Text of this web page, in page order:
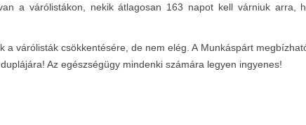
a várólistákon, nekik átlagosan 163 napot kell várniuk arra,
várólisták csökkentésére, de nem elég. A Munkáspárt
Az egészségügy mindenki számára legyen ingyenes!